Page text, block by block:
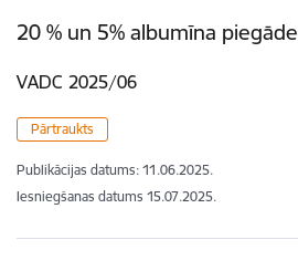
20 % un 5% albumīna piegāde
VADC 2025/06
Pārtraukts
Publikācijas datums: 11.06.2025.
Iesniegšanas datums 15.07.2025.